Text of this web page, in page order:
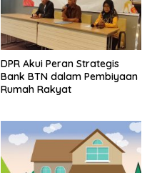
DPR Akui Peran Strategis
Bank BTN dalam Pembiyaan
Rumah Rakyat